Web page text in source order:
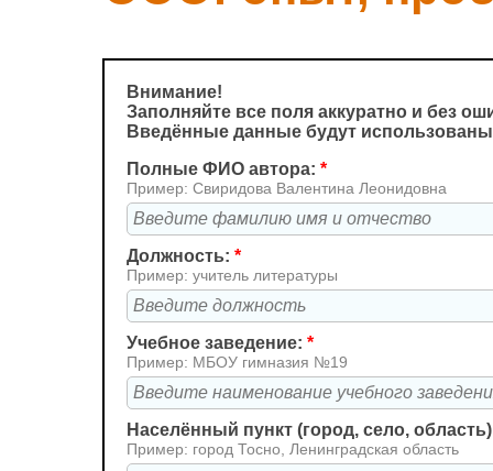
Внимание!
Заполняйте все поля аккуратно и без
Введённые данные будут
Полные ФИО автора: *
Пример: Свиридова Валентина Леонидовна
Должность: *
Пример: учитель литературы
Учебное заведение: *
Пример: МБОУ гимназия №19
Населённый пункт (город, село,
Пример: город Тосно, Ленинградская область